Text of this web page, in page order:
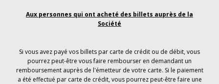
Aux personnes qui ont acheté des billets auprès de la
Société
Si vous avez payé vos billets par carte de crédit ou de débit, vous
pourrez peut-être vous faire rembourser en demandant un
remboursement auprès de l'émetteur de votre carte. Si le paiement
a été effectué par carte de crédit, vous pourrez peut-être faire une